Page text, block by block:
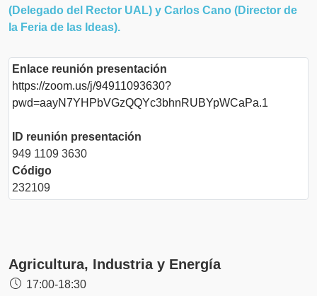
(Delegado del Rector UAL) y Carlos Cano (Director de
la Feria de las Ideas).
Enlace reunión presentación
https://zoom.us/j/94911093630?
pwd=aayN7YHPbVGzQQYc3bhnRUBYpWCaPa.1
ID reunión presentación
949 1109 3630
Código
232109
Agricultura, Industria y Energía
17:00-18:30